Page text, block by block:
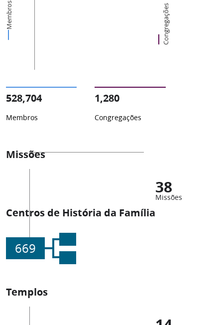
Membros Congregações
528,704
Membros
1,280
Congregações
Missões
38
Missões
Centros de História da Família
669
Templos